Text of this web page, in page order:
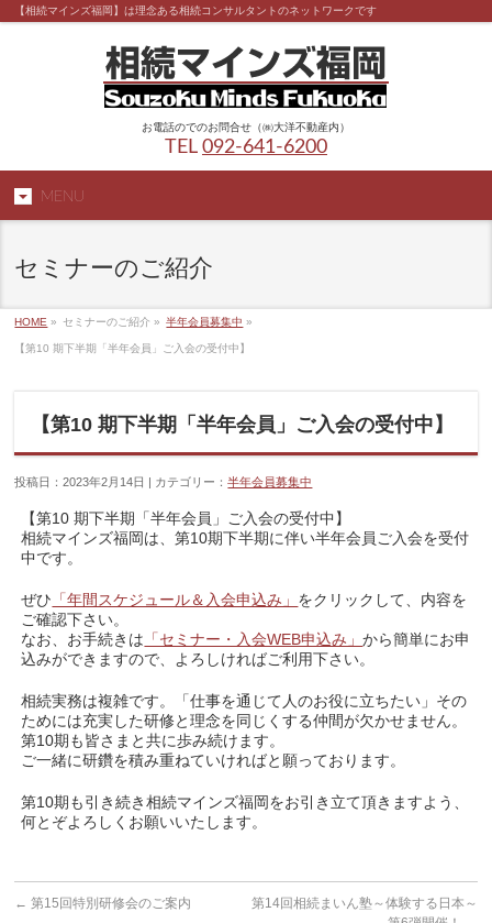
【相続マインズ福岡】は理念ある相続コンサルタントのネットワークです
お電話のでのお問合せ（㈱大洋不動産内）
TEL 092-641-6200
MENU
セミナーのご紹介
HOME » セミナーのご紹介 » 半年会員募集中 »
【第10 期下半期「半年会員」ご入会の受付中】
【第10 期下半期「半年会員」ご入会の受付中】
投稿日：2023年2月14日 | カテゴリー：半年会員募集中
【第10 期下半期「半年会員」ご入会の受付中】
相続マインズ福岡は、第10期下半期に伴い半年会員ご入会を受付
中です。
ぜひ 「年間スケジュール＆入会申込み」 をクリックして、内容を
ご確認下さい。
なお、お手続きは 「セミナー・入会WEB申込み」から簡単にお申
込みができますので、よろしければご利用下さい。
相続実務は複雑です。「仕事を通じて人のお役に立ちたい」その
ためには充実した研修と理念を同じくする仲間が欠かせません。
第10期も皆さまと共に歩み続けます。
ご一緒に研鑽を積み重ねていければと願っております。
第10期も引き続き相続マインズ福岡をお引き立て頂きますよう、
何とぞよろしくお願いいたします。
← 第15回特別研修会のご案内
第14回相続まいん塾～体験する日本～